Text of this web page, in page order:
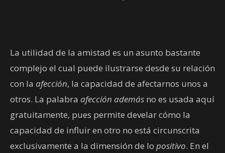
La utilidad de la amistad es un asunto bastante
complejo el cual puede ilustrarse desde su relación
con la afección, la capacidad de afectarnos unos a
otros. La palabra afección además no es usada aquí
gratuitamente, pues permite develar cómo la
capacidad de influir en otro no está circunscrita
exclusivamente a la dimensión de lo positivo. En el